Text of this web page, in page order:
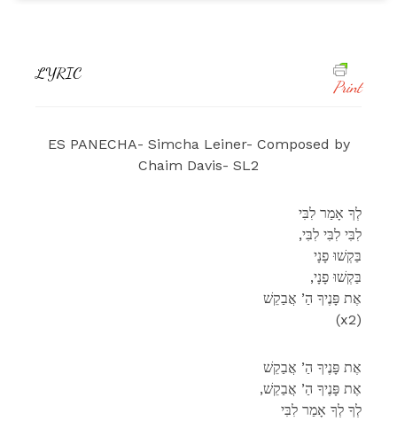
LYRIC
Print
ES PANECHA- Simcha Leiner- Composed by
Chaim Davis- SL2
לְךָ אָמַר לִבִּי
,לִבִּי לִבִּי לִבִּי
בַּקְשׁוּ פָנָי
,בַּקְשׁוּ פָנָי
אֶת פָּנֶיךָ הַ’ אֲבַקֵשׁ
(x2)
אֶת פָּנֶיךָ הַ’ אֲבַקֵשׁ
,אֶת פָּנֶיךָ הַ’ אֲבַקֵשׁ
לְךָ לְךָ אָמַר לִבִּי